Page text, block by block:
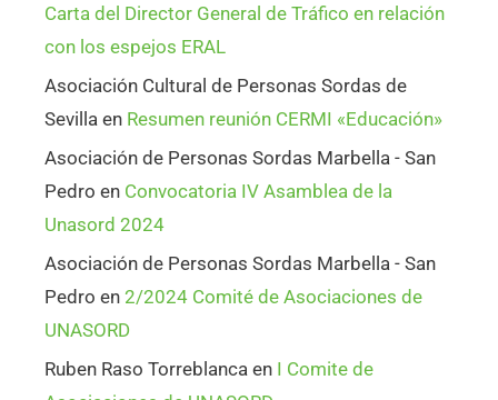
Carta del Director General de Tráfico en relación
con los espejos ERAL
Asociación Cultural de Personas Sordas de
Sevilla en Resumen reunión CERMI «Educación»
Asociación de Personas Sordas Marbella - San
Pedro en Convocatoria IV Asamblea de la
Unasord 2024
Asociación de Personas Sordas Marbella - San
Pedro en 2/2024 Comité de Asociaciones de
UNASORD
Ruben Raso Torreblanca en I Comite de